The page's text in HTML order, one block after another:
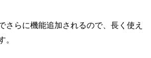
さらに機能追加されるので、長く使え
。